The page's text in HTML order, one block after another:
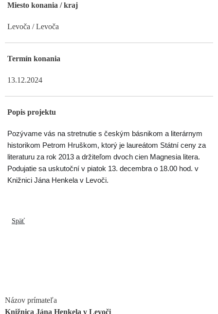
Miesto konania / kraj
Levoča / Levoča
Termín konania
13.12.2024
Popis projektu
Pozývame vás na stretnutie s českým básnikom a literárnym
historikom Petrom Hruškom, ktorý je laureátom Státní ceny za
literaturu za rok 2013 a držiteľom dvoch cien Magnesia litera.
Podujatie sa uskutoční v piatok 13. decembra o 18.00 hod. v
Knižnici Jána Henkela v Levoči.
Späť
Názov prímateľa
Knižnica Jána Henkela v Levoči